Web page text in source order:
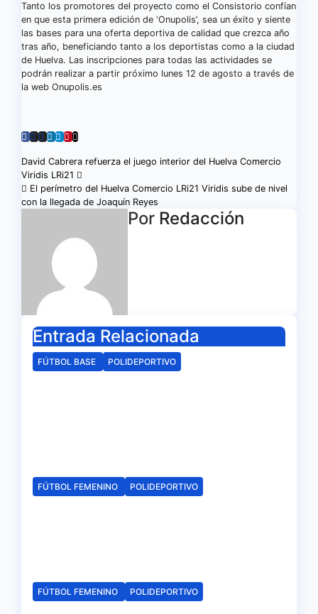
Tanto los promotores del proyecto como el Consistorio confían
en que esta primera edición de ‘Onupolis’, sea un éxito y siente
las bases para una oferta deportiva de calidad que crezca año
tras año, beneficiando tanto a los deportistas como a la ciudad
de Huelva. Las inscripciones para todas las actividades se
podrán realizar a partir próximo lunes 12 de agosto a través de
la web Onupolis.es
Navegación
de
David Cabrera refuerza el juego interior del Huelva Comercio
Viridis LRi21
El perímetro del Huelva Comercio LRi21 Viridis sube de nivel
con la llegada de Joaquín Reyes
Por Redacción
Entrada Relacionada
FÚTBOL BASE POLIDEPORTIVO
FÚTBOL FEMENINO POLIDEPORTIVO
FÚTBOL FEMENINO POLIDEPORTIVO